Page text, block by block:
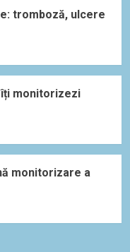
tromboză, ulcere
monitorizezi
monitorizare a